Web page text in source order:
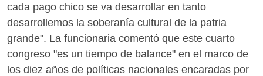
cada pago chico se va desarrollar en tanto
desarrollemos la soberanía cultural de la patria
grande". La funcionaria comentó que este cuarto
congreso "es un tiempo de balance" en el marco de
los diez años de políticas nacionales encaradas por